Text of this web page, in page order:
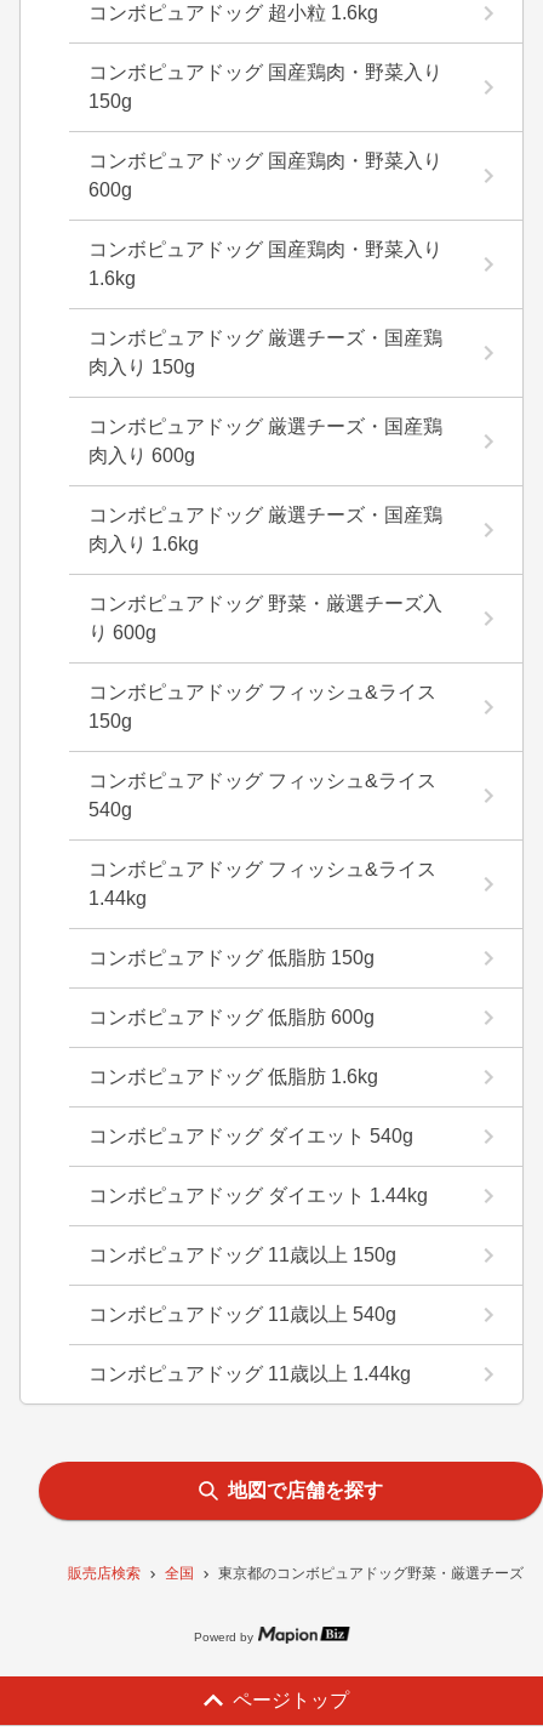
販売店検索 全国 東京都のコンボピュアドッグ野菜・厳選チーズ
コンボピュアドッグ 超小粒 1.6kg
コンボピュアドッグ 国産鶏肉・野菜入り
150g
コンボピュアドッグ 国産鶏肉・野菜入り
600g
コンボピュアドッグ 国産鶏肉・野菜入り
1.6kg
コンボピュアドッグ 厳選チーズ・国産鶏
肉入り 150g
コンボピュアドッグ 厳選チーズ・国産鶏
肉入り 600g
コンボピュアドッグ 厳選チーズ・国産鶏
肉入り 1.6kg
コンボピュアドッグ 野菜・厳選チーズ入
り 600g
コンボピュアドッグ フィッシュ&ライス
150g
コンボピュアドッグ フィッシュ&ライス
540g
コンボピュアドッグ フィッシュ&ライス
1.44kg
コンボピュアドッグ 低脂肪 150g
コンボピュアドッグ 低脂肪 600g
コンボピュアドッグ 低脂肪 1.6kg
コンボピュアドッグ ダイエット 540g
コンボピュアドッグ ダイエット 1.44kg
コンボピュアドッグ 11歳以上 150g
コンボピュアドッグ 11歳以上 540g
コンボピュアドッグ 11歳以上 1.44kg
地図で店舗を探す
Powerd by
ページトップ